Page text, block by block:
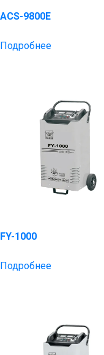
ACS-9800E
Подробнее
FY-1000
Подробнее